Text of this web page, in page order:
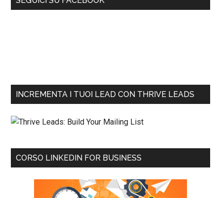
INCREMENTA I TUOI LEAD CON THRIVE LEADS
CORSO LINKEDIN FOR BUSINESS